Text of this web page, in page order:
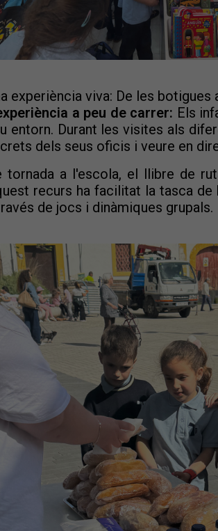
experiència viva: De les botigues
a peu de carrer: Els
entorn. Durant les visites als
dels seus oficis i veure en
tornada a l'escola, el llibre de
recurs ha facilitat la tasca
de jocs i dinàmiques grupals.